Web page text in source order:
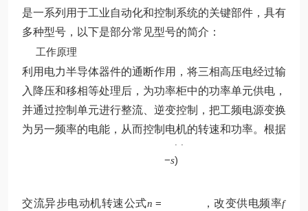
是一系列用于工业自动化和控制系统的关键部件，具有
多种型号，以下是部分常见型号的简介：
工作原理
利用电力半导体器件的通断作用，将三相高压电经过输
入降压和移相等处理后，为功率柜中的功率单元供电，
并通过控制单元进行整流、逆变控制，把工频电源变换
为另一频率的电能，从而控制电机的转速和功率。根据
交流异步电动机转速公式n =
p
−s)
，改变供电频率f